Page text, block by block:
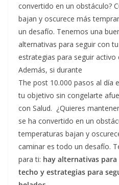
convertido en un obstáculo?
bajan y oscurece más
un desafío. Tenemos una
alternativas para seguir con
estrategias para seguir activo
Además, si durante
The post 10.000 pasos al día
tu objetivo sin congelarte
con Salud. ¿Quieres
se ha convertido en un
temperaturas bajan y
caminar es todo un desafío.
para ti: hay alternativas
techo y estrategias para